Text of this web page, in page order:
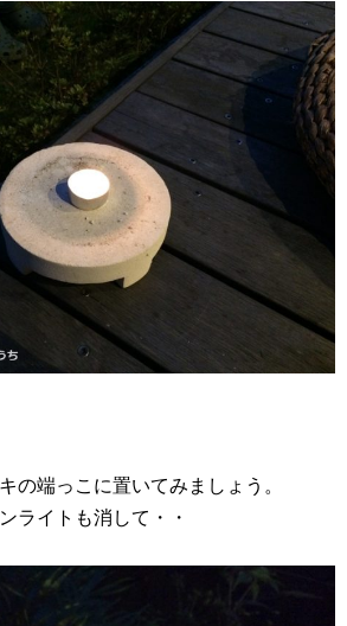
の端っこに置いてみましょう。
ライトも消して・・